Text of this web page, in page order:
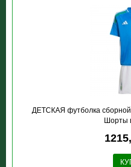
ДЕТСКАЯ футболка
Шорты